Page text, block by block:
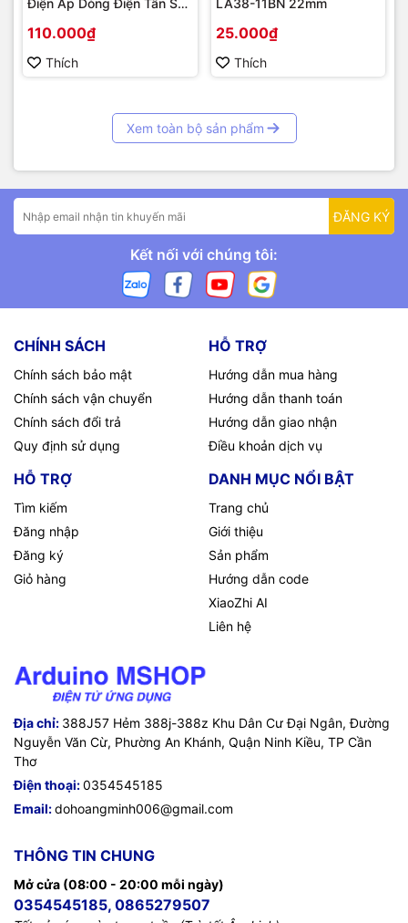
Điện Áp Dòng Điện Tần Số
110.000₫
Thích
LA38-11BN 22mm
25.000₫
Thích
Xem toàn bộ sản phẩm
ĐĂNG KÝ
Kết nối với chúng tôi:
CHÍNH SÁCH
Chính sách bảo mật
Chính sách vận chuyển
Chính sách đổi trả
Quy định sử dụng
HỖ TRỢ
Hướng dẫn mua hàng
Hướng dẫn thanh toán
Hướng dẫn giao nhận
Điều khoản dịch vụ
HỖ TRỢ
Tìm kiếm
Đăng nhập
Đăng ký
Giỏ hàng
DANH MỤC NỔI BẬT
Trang chủ
Giới thiệu
Sản phẩm
Hướng dẫn code
XiaoZhi AI
Liên hệ
Địa chỉ: 388J57 Hẻm 388j-388z Khu Dân Cư Đại Ngân, Đường
Nguyễn Văn Cừ, Phường An Khánh, Quận Ninh Kiều, TP Cần
Thơ
Điện thoại:0354545185
Email:dohoangminh006@gmail.com
THÔNG TIN CHUNG
Mở cửa (08:00 - 20:00 mỗi ngày)
0354545185, 0865279507